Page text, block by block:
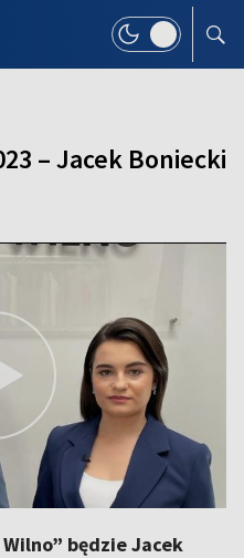
– Jacek Boniecki
będzie Jacek